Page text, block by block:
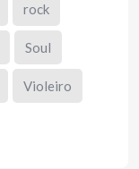
rock
Soul
Violeiro